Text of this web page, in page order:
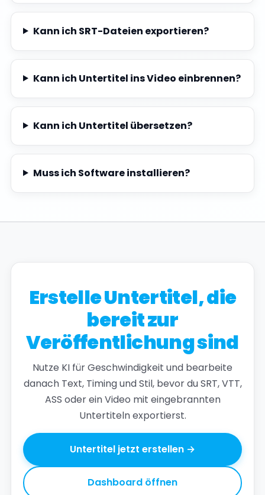
Kann ich SRT-Dateien exportieren?
Kann ich Untertitel ins Video einbrennen?
Kann ich Untertitel übersetzen?
Muss ich Software installieren?
Erstelle Untertitel, die
bereit zur
Veröffentlichung sind
Nutze KI für Geschwindigkeit und bearbeite
danach Text, Timing und Stil, bevor du SRT, VTT,
ASS oder ein Video mit eingebrannten
Untertiteln exportierst.
Untertitel jetzt erstellen →
Dashboard öffnen